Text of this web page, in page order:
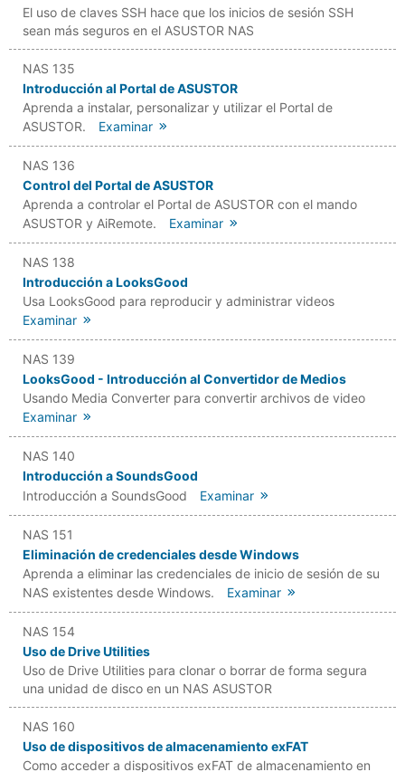
El uso de claves SSH hace que los inicios de sesión SSH
sean más seguros en el ASUSTOR NAS
NAS 135
Introducción al Portal de ASUSTOR
Aprenda a instalar, personalizar y utilizar el Portal de
ASUSTOR.
Examinar
NAS 136
Control del Portal de ASUSTOR
Aprenda a controlar el Portal de ASUSTOR con el mando
ASUSTOR y AiRemote.
Examinar
NAS 138
Introducción a LooksGood
Usa LooksGood para reproducir y administrar videos
Examinar
NAS 139
LooksGood - Introducción al Convertidor de Medios
Usando Media Converter para convertir archivos de video
Examinar
NAS 140
Introducción a SoundsGood
Introducción a SoundsGood
Examinar
NAS 151
Eliminación de credenciales desde Windows
Aprenda a eliminar las credenciales de inicio de sesión de su
NAS existentes desde Windows.
Examinar
NAS 154
Uso de Drive Utilities
Uso de Drive Utilities para clonar o borrar de forma segura
una unidad de disco en un NAS ASUSTOR
NAS 160
Uso de dispositivos de almacenamiento exFAT
Como acceder a dispositivos exFAT de almacenamiento en